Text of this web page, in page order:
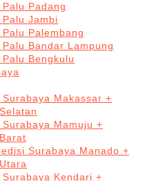
Padang
Jambi
Palembang
Bandar Lampung
Bengkulu
Surabaya Makassar +
Surabaya Mamuju +
Surabaya Manado +
Surabaya Kendari +